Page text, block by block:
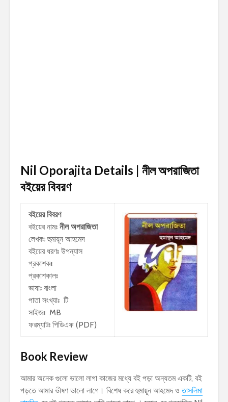
Nil Oporajita Details | নীল অপরাজিতা
বইয়ের বিবরণ
বইয়ের বিবরণ
বইয়ের নামঃ নীল অপরাজিতা
লেখকঃহুমায়ূন আহমেদ
বইয়ের ধরণঃ উপন্যাস
প্রকাশকঃ
প্রকাশকালঃ
ভাষাঃ বাংলা
পাতা সংখ্যাঃ টি
সাইজঃ MB
ফরম্যাটঃ পিডিএফ (PDF)
Book Review
আমার অনেক গুলো ভালো লাগা কাজের মধ্যে বই পড়া অন্যতম একটি, বই
পড়তে আমার ভীষণ ভালো লাগে। বিশেষ করে হুমায়ূন আহমেদ ওতাসলিমা